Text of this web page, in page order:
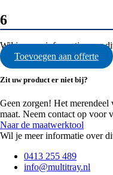
6
Wil je meer informatie over
Toevoegen aan offerte
Zit uw product er niet bij?
Geen zorgen! Het
maat. Neem contact op voor
Naar de maatwerktool
Wil je meer informatie over
0413 255 489
info@multitray.nl